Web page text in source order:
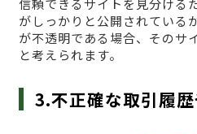
信頼できるサイトを見分ける
がしっかりと公開されている
が不透明である場合、そのサ
と考えられます。
3.不正確な取引履